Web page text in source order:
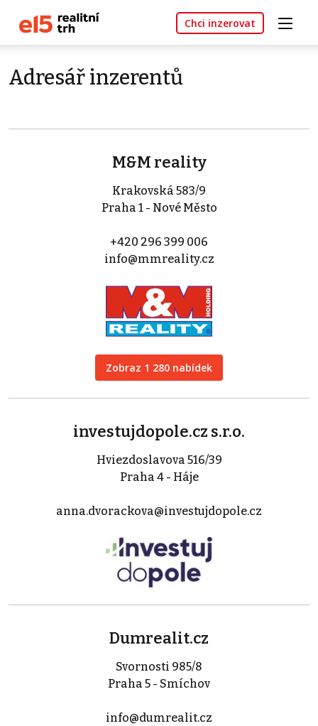
Chci inzerovat
Adresář inzerentů
M&M reality
Krakovská 583/9
Praha 1 - Nové Město
+420 296 399 006
info@mmreality.cz
Zobraz 1 280 nabídek
investujdopole.cz s.r.o.
Hviezdoslavova 516/39
Praha 4 - Háje
anna.dvorackova@investujdopole.cz
Dumrealit.cz
Svornosti 985/8
Praha 5 - Smíchov
info@dumrealit.cz